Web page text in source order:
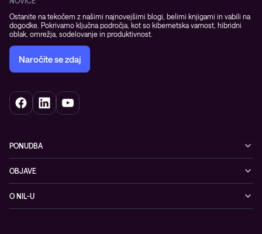
Ostanite na tekočem z našimi najnovejšimi blogi, belimi knjigami in vabili na
dogodke. Pokrivamo ključna področja, kot so kibernetska varnost, hibridni
oblak, omrežja, sodelovanje in produktivnost.
Naročite se zdaj
PONUDBA
Omrežje
Hibridni oblak
OBJAVE
Blogi
O NIL-U